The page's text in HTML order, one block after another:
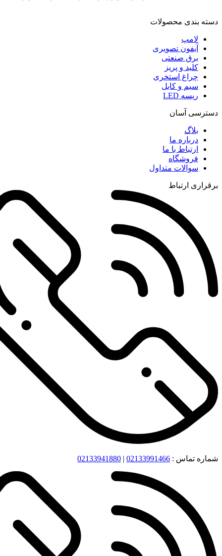
دسته بندی محصولات
لامپ
آیفون تصویری
برق صنعتی
کلید و پریز
چراغ استخری
سیم و کابل
ریسه LED
دسترسی آسان
بلاگ
درباره ما
ارتباط با ما
فروشگاه
سوالات متداول
برقراری ارتباط
شماره تماس : 02133991466
|
02133941880